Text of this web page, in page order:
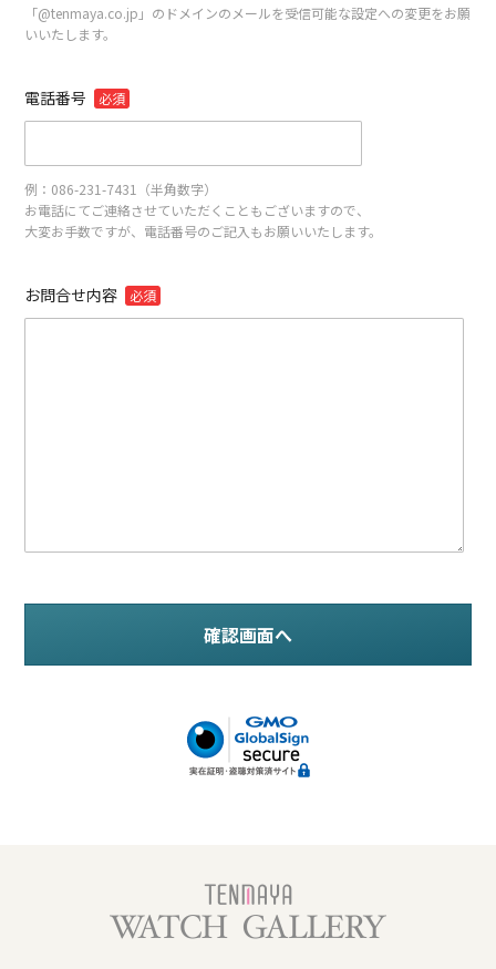
「@tenmaya.co.jp」のドメインのメールを受信可能な設定への変更をお願
いいたします。
電話番号 必須
例：086-231-7431（半角数字）
お電話にてご連絡させていただくこともございますので、
大変お手数ですが、電話番号のご記入もお願いいたします。
お問合せ内容 必須